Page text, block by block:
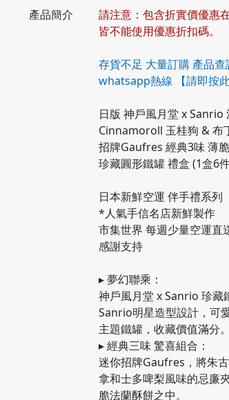
產品簡介
請注意：包含折實價優惠
皆不能使用優惠折扣碼。
存貨不足 大量訂購 產品查
whatsapp熱線
【請即按此
日版 神戶風月堂 x Sanrio
Cinnamoroll 玉桂狗 & 布
招牌Gaufres 經典3味 薄
珍藏圓形鐵罐 禮盒 (1盒6
日本新鮮空運 伴手禮系列
*人氣手信名店新鮮製作
市集世界 每週少量空運直
感謝支持
▸ 夢幻聯乘：
神戶風月堂 x Sanrio 珍藏
Sanrio明星造型設計，可
主題鐵罐，收藏價值滿分。
▸ 經典三味 驚喜組合：
迷你招牌Gaufres，將朱
拿和士多啤梨風味的忌廉
脆法蘭酥餅之中。